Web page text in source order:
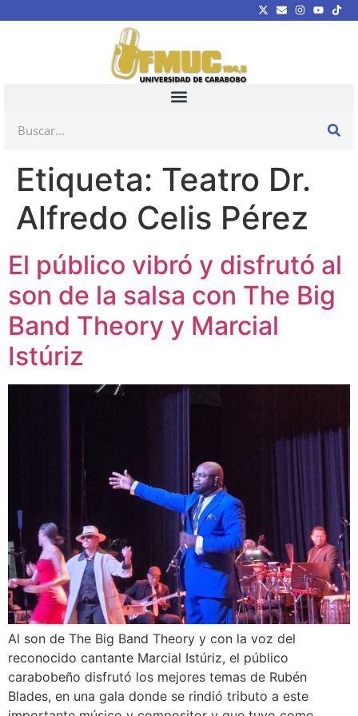
Etiqueta: Teatro Dr.
Alfredo Celis Pérez
El público vibró y disfrutó al
son de la salsa con The Big
Band Theory y Marcial
Istúriz
Al son de The Big Band Theory y con la voz del
reconocido cantante Marcial Istúriz, el público
carabobeño disfrutó los mejores temas de Rubén
Blades, en una gala donde se rindió tributo a este